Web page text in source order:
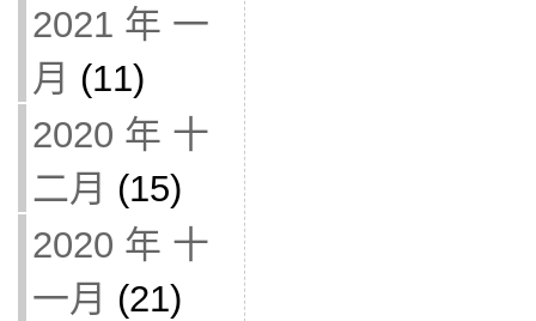
2021 年 一
月 (11)
2020 年 十
二月 (15)
2020 年 十
一月 (21)